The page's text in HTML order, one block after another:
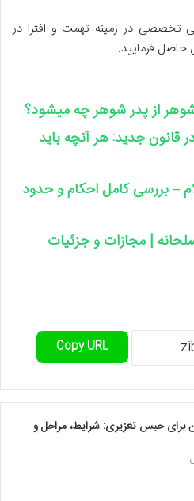
تخصصی در زمینه تهمت و افترا در
حاصل فرمایید.
از پدر شوهر چه میشود؟
قانون جدید: هر آنچه باید
– بررسی کامل احکام و حدود
| مجازات و جزئیات
Copy URL
برای حبس تعزیری: شرایط، مراحل و